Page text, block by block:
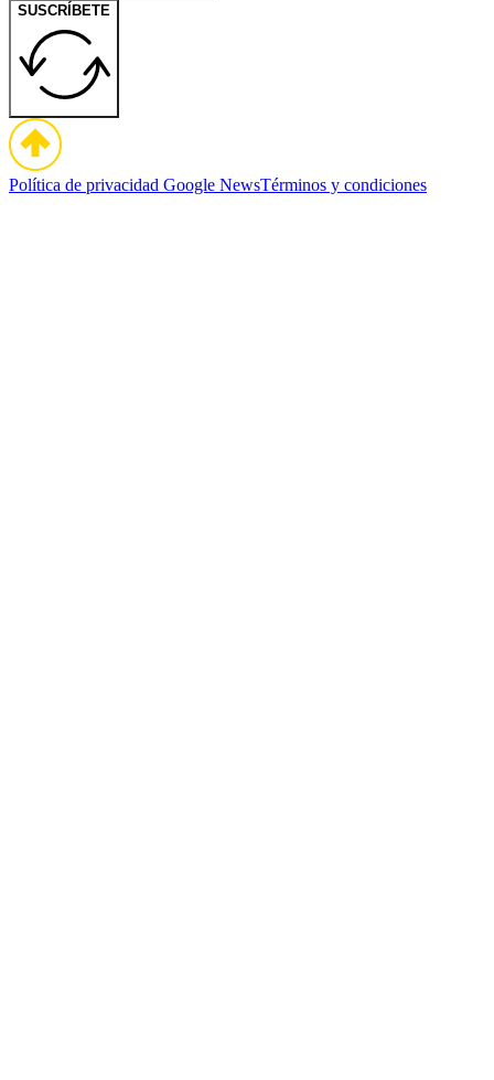
SUSCRÍBETE
Política de privacidad Google NewsTérminos y condiciones